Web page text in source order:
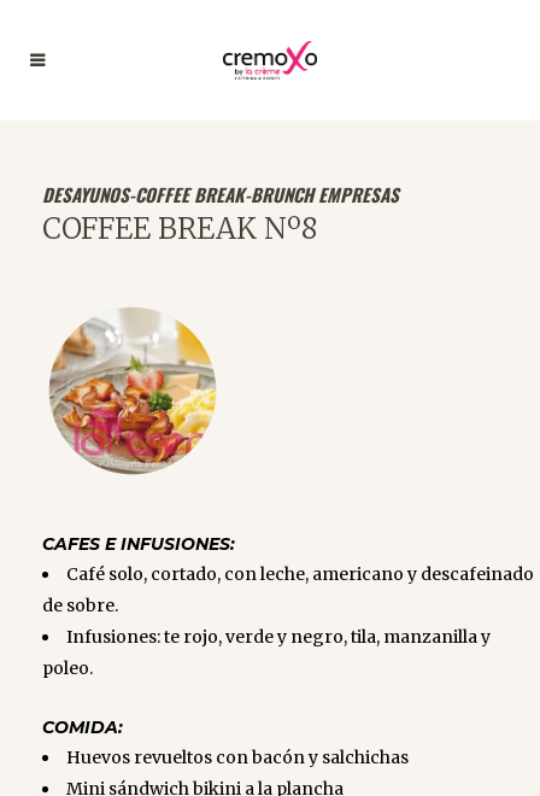
DESAYUNOS-COFFEE BREAK-BRUNCH EMPRESAS
COFFEE BREAK Nº8
CAFES E INFUSIONES:
Café solo, cortado, con leche, americano y descafeinado
de sobre.
Infusiones: te rojo, verde y negro, tila, manzanilla y
poleo.
COMIDA:
Huevos revueltos con bacón y salchichas
Mini sándwich bikini a la plancha